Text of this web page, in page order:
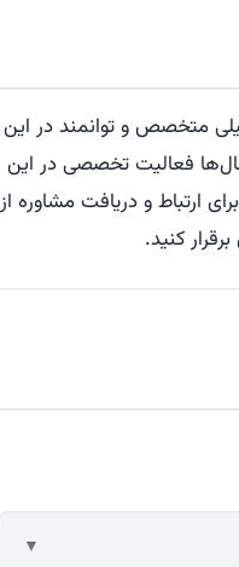
متخصص و توانمند در این
فعالیت تخصصی در این
و دریافت مشاوره از
▼